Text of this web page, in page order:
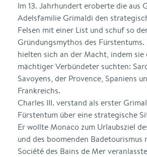
Im 13. Jahrhundert eroberte die aus
Adelsfamilie Grimaldi den
Felsen mit einer List und schuf so
Gründungsmythos des
hielten sich an der Macht, indem sie
mächtiger Verbündeter suchten:
Savoyens, der Provence, Spaniens
Frankreichs.
Charles III. verstand als erster
Fürstentum über eine strategische
Er wollte Monaco zum Urlaubsziel
und des boomenden Badetourismus
Société des Bains de Mer